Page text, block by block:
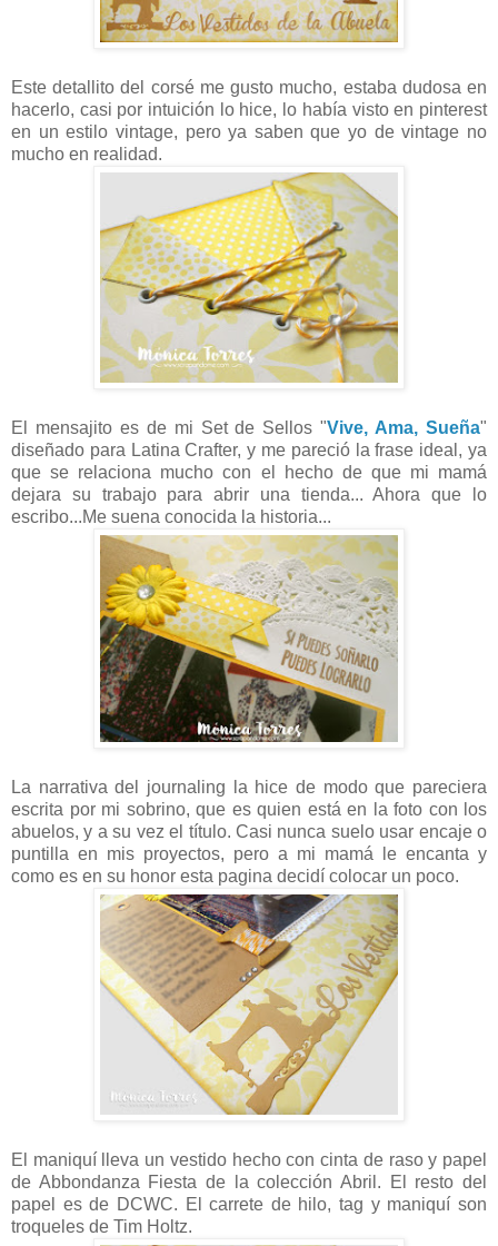
Este detallito del corsé me gusto mucho, estaba dudosa en
hacerlo, casi por intuición lo hice, lo había visto en pinterest
en un estilo vintage, pero ya saben que yo de vintage no
mucho en realidad.
El mensajito es de mi Set de Sellos "Vive, Ama, Sueña"
diseñado para Latina Crafter, y me pareció la frase ideal, ya
que se relaciona mucho con el hecho de que mi mamá
dejara su trabajo para abrir una tienda... Ahora que lo
escribo...Me suena conocida la historia...
La narrativa del journaling la hice de modo que pareciera
escrita por mi sobrino, que es quien está en la foto con los
abuelos, y a su vez el título. Casi nunca suelo usar encaje o
puntilla en mis proyectos, pero a mi mamá le encanta y
como es en su honor esta pagina decidí colocar un poco.
El maniquí lleva un vestido hecho con cinta de raso y papel
de Abbondanza Fiesta de la colección Abril. El resto del
papel es de DCWC. El carrete de hilo, tag y maniquí son
troqueles de Tim Holtz.